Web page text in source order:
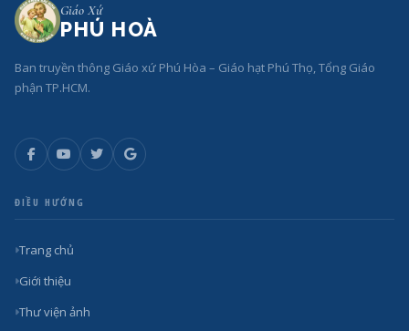
Giáo Xứ
PHÚ HOÀ
Ban truyền thông Giáo xứ Phú Hòa – Giáo hạt Phú Thọ, Tổng Giáo
phận TP.HCM.
ĐIỀU HƯỚNG
Trang chủ
Giới thiệu
Thư viện ảnh